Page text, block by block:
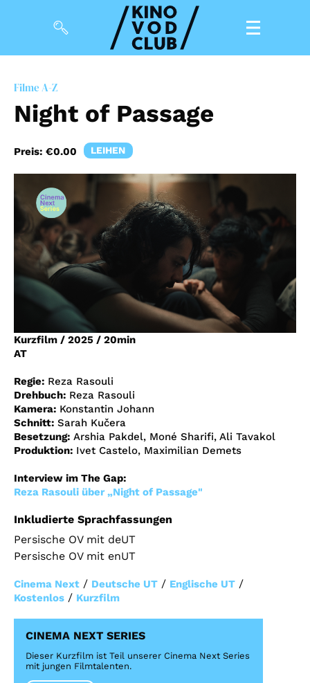
Magazin
Kuratierungen
Events
So geht’s
Filmpakete
Gutscheine
& Filmpässe
Account
Suche
Filme A-Z
Night of Passage
Preis: €0.00 LEIHEN
Kurzfilm / 2025 / 20min
AT
Regie: Reza Rasouli
Drehbuch: Reza Rasouli
Kamera: Konstantin Johann
Schnitt: Sarah Kučera
Besetzung: Arshia Pakdel, Moné Sharifi, Ali Tavakol
Produktion: Ivet Castelo, Maximilian Demets
Interview im The Gap:
Reza Rasouli über „Night of Passage"
Inkludierte Sprachfassungen
Persische OV mit deUT
Persische OV mit enUT
Cinema Next / Deutsche UT / Englische UT /
Kostenlos / Kurzfilm
CINEMA NEXT SERIES
Dieser Kurzfilm ist Teil unserer Cinema Next Series
mit jungen Filmtalenten.